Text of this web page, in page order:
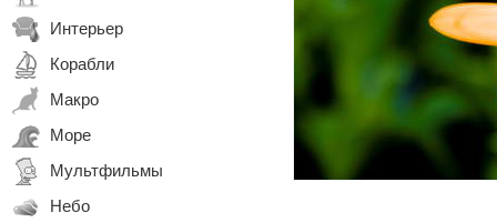
Интерьер
Корабли
Макро
Море
Мультфильмы
Небо